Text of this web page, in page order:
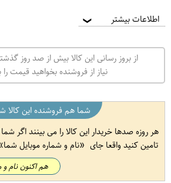
اطلاعات بیشتر ❯
از بروز رسانی این کالا بیش از صد روز
نیاز از فروشنده بخواهید قیمت را
شما هم فروشنده این کالا
هر روزه صدها خریدار این کالا را می بینند اگر
تامین کنید واقعا جای
نام و شماره موبایل شما
هم اکنون نام و